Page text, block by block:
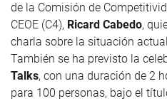
de la Comisión de
CEOE (C4), Ricard Cabedo,
charla sobre la situación
También se ha previsto la
Talks, con una duración de 2
para 100 personas, bajo el